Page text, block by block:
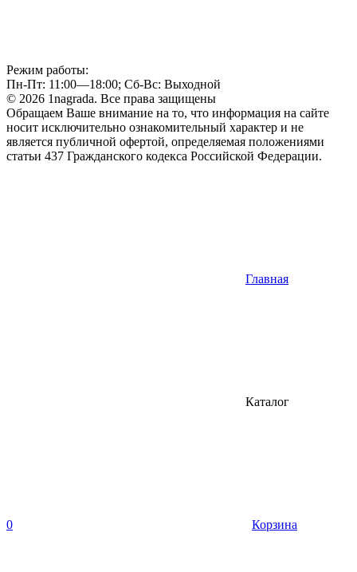
Режим работы:
Пн-Пт: 11:00—18:00; Сб-Вс: Выходной
© 2026 1nagrada. Все права защищены
Обращаем Ваше внимание на то, что информация на сайте
носит исключительно ознакомительный характер и не
является публичной офертой, определяемая положениями
статьи 437 Гражданского кодекса Российской Федерации.
Главная
Каталог
0 Корзина